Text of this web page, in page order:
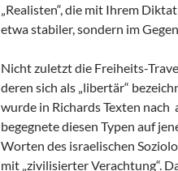
„Realisten“, die mit Ihrem
etwa stabiler, sondern im
Nicht zuletzt die Freiheits-
deren sich als „libertär“
wurde in Richards Texten nach
begegnete diesen Typen auf
Worten des israelischen
mit „zivilisierter Verachtung“.